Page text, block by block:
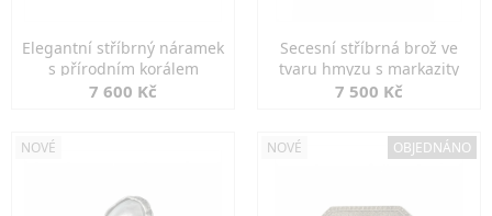
Elegantní stříbrný náramek
s přírodním korálem
7 600 Kč
Secesní stříbrná brož ve
tvaru hmyzu s markazity
7 500 Kč
NOVÉ NOVÉ OBJEDNÁNO